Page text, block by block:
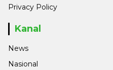
Privacy Policy
Kanal
News
Nasional